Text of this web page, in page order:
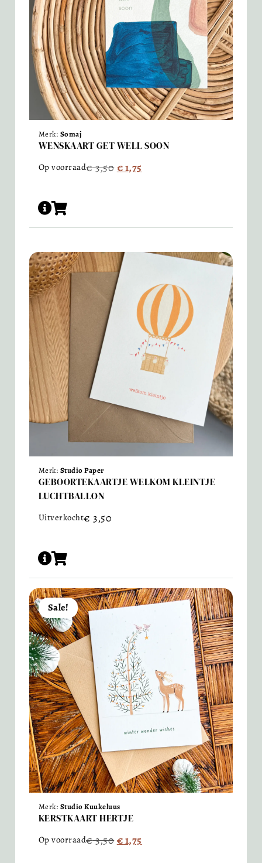
Merk: Somaj
WENSKAART GET WELL SOON
Op voorraad€3,50€1,75
Merk: Studio Paper
GEBOORTEKAARTJE WELKOM KLEINTJE
LUCHTBALLON
Uitverkocht€ 3,50
Sale!
Merk: Studio Kuukeluus
KERSTKAART HERTJE
Op voorraad€3,50€1,75